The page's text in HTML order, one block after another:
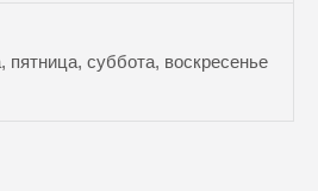
пятница, суббота, воскресенье